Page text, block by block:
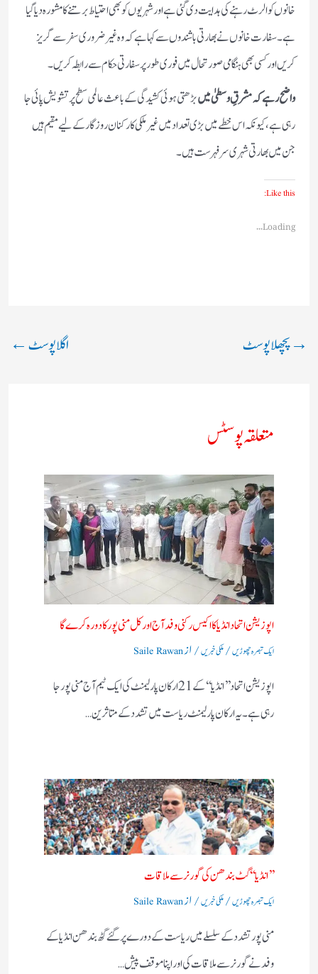
خانوں کو الرٹ رہنے کی ہدایت دی گئی ہے اور شہریوں کو بھی احتیاط برتنے کا مشورہ دیا گیا
ہے۔ سفارت خانوں نے بھارتی باشندوں سے کہا ہے کہ وہ غیر ضروری سفر سے گریز
کریں اور کسی بھی ہنگامی صورتحال میں فوری طور پر سفارتی حکام سے رابطہ کریں۔
واضح رہے کہ مشرقِ وسطیٰ میںبڑھتی ہوئی کشیدگی کے باعث عالمی سطح پر تشویش پائی جا
رہی ہے، کیونکہ اس خطے میں بڑی تعداد میں غیر ملکی کارکنان روزگار کے لیے مقیم ہیں
جن میں بھارتی شہری سرفہرست ہیں۔
Like this:
Loading...
→پچھلا پوسٹ اگلا پوسٹ←
متعلقہ پوسٹس
اپوزیشن اتحاد انڈیا کا اکیس رکنی وفد آج اور کل منی پور کا دورہ کرے گا
ایک تبصرہ چھوڑیں/ملکی خبریں/ ازSaile Rawan
اپوزیشن اتحاد ’’ انڈیا‘‘ کے 21 ارکان پارلیمنٹ کی ایک ٹیم آج منی پور جا
رہی ہے۔ یہ ارکان پارلیمنٹ ریاست میں تشدد کے متاثرین…
’’ انڈیا‘‘ گٹ بندھن کی گورنر سے ملاقات
ایک تبصرہ چھوڑیں/ملکی خبریں/ ازSaile Rawan
منی پور تشدد کے سلسلے میں ریاست کے دورے پر گئے گٹھ بندھن انڈیا کے
وفد نے گورنر سے ملاقات کی اور اپنا موقف پیش…